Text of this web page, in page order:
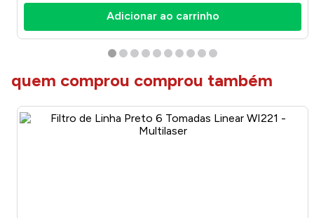
Adicionar ao carrinho
quem comprou comprou também